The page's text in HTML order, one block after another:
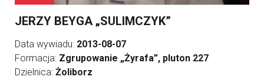
JERZY BEYGA „SULIMCZYK”
Data wywiadu: 2013-08-07
Formacja: Zgrupowanie „Żyrafa”, pluton 227
Dzielnica: Żoliborz